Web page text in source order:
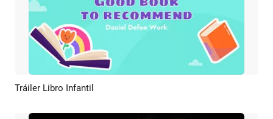
Previsualizar
Tráiler Libro Infantil